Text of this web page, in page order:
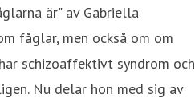
är" av Gabriella
fåglar, men också om om
schizoaffektivt syndrom och
Nu delar hon med sig av